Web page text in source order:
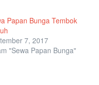
Papan Bunga Tembok
7, 2017
"Sewa Papan Bunga"